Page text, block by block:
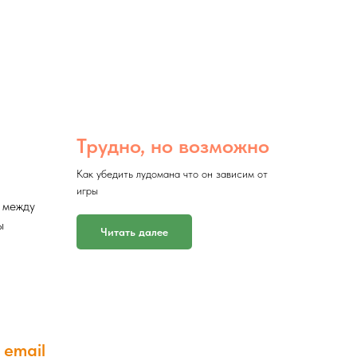
между
Трудно, но возможно
Как убедить лудомана что он зависим от
игры
Читать далее
email